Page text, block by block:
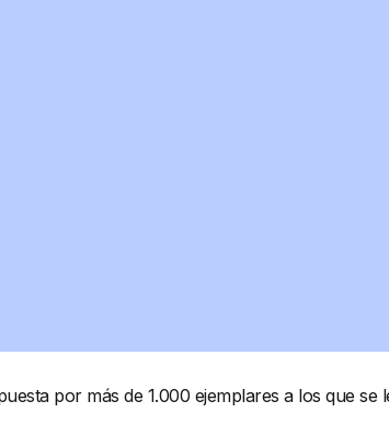
por más de 1.000 ejemplares a los que se